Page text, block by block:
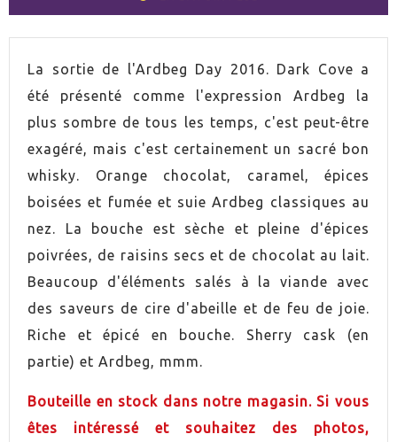
VOLUMEN 70cl
PAYS Écosse
GRADUACIÓN 46,5%
CONTIENE ESTUCHE Oui
La sortie de l'Ardbeg Day 2016. Dark Cove a
été présenté comme l'expression Ardbeg la
plus sombre de tous les temps, c'est peut-être
exagéré, mais c'est certainement un sacré bon
whisky. Orange chocolat, caramel, épices
boisées et fumée et suie Ardbeg classiques au
nez. La bouche est sèche et pleine d'épices
poivrées, de raisins secs et de chocolat au lait.
Beaucoup d'éléments salés à la viande avec
des saveurs de cire d'abeille et de feu de joie.
Riche et épicé en bouche. Sherry cask (en
partie) et Ardbeg, mmm.
Bouteille en stock dans notre magasin. Si vous
êtes intéressé et souhaitez des photos,